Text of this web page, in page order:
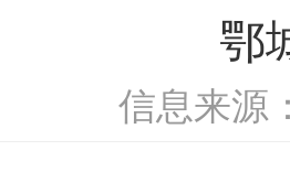
鄂
信息来源